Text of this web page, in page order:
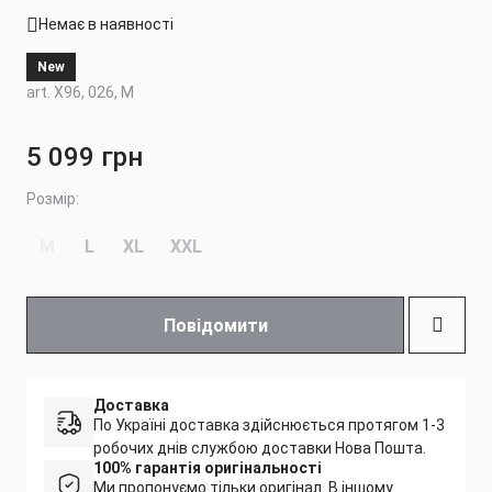
Немає в наявності
New
art. X96, 026, M
5 099 грн
Розмір:
L XL XXL
Повідомити
Доставка
По Україні доставка здійснюється протягом 1-3
робочих днів службою доставки Нова Пошта.
100% гарантія оригінальності
Ми пропонуємо тільки оригінал. В іншому